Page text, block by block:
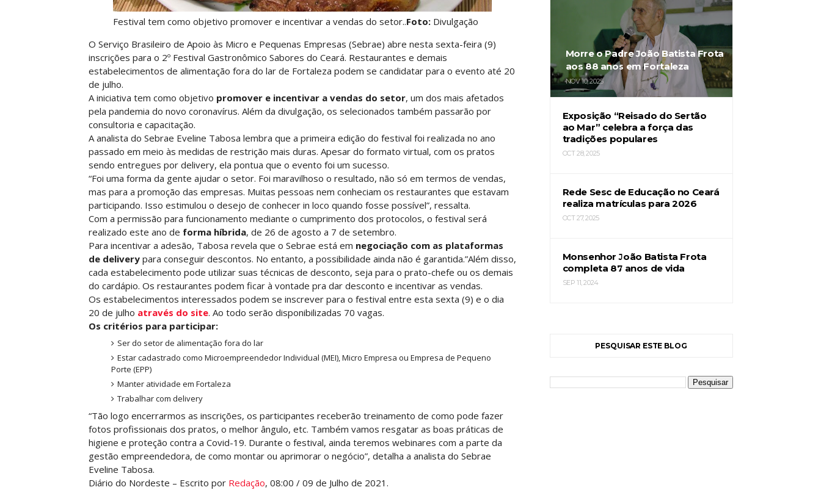
Festival tem como objetivo promover e incentivar a vendas do setor..Foto: Divulgação
O Serviço Brasileiro de Apoio às Micro e Pequenas Empresas (Sebrae) abre nesta sexta-feira (9)
inscrições para o 2º Festival Gastronômico Sabores do Ceará. Restaurantes e demais
estabelecimentos de alimentação fora do lar de Fortaleza podem se candidatar para o evento até 20
de julho.
A iniciativa tem como objetivo promover e incentivar a vendas do setor, um dos mais afetados
pela pandemia do novo coronavírus. Além da divulgação, os selecionados também passarão por
consultoria e capacitação.
A analista do Sebrae Eveline Tabosa lembra que a primeira edição do festival foi realizada no ano
passado em meio às medidas de restrição mais duras. Apesar do formato virtual, com os pratos
sendo entregues por delivery, ela pontua que o evento foi um sucesso.
“Foi uma forma da gente ajudar o setor. Foi maravilhoso o resultado, não só em termos de vendas,
mas para a promoção das empresas. Muitas pessoas nem conheciam os restaurantes que estavam
participando. Isso estimulou o desejo de conhecer in loco quando fosse possível”, ressalta.
Com a permissão para funcionamento mediante o cumprimento dos protocolos, o festival será
realizado este ano de forma híbrida, de 26 de agosto a 7 de setembro.
Para incentivar a adesão, Tabosa revela que o Sebrae está em negociação com as plataformas
de deliverypara conseguir descontos. No entanto, a possibilidade ainda não é garantida.”Além disso,
cada estabelecimento pode utilizar suas técnicas de desconto, seja para o prato-chefe ou os demais
do cardápio. Os restaurantes podem ficar à vontade pra dar desconto e incentivar as vendas.
Os estabelecimentos interessados podem se inscrever para o festival entre esta sexta (9) e o dia
20 de julho através do site. Ao todo serão disponibilizadas 70 vagas.
Os critérios para participar:
Ser do setor de alimentação fora do lar
Estar cadastrado como Microempreendedor Individual (MEI), Micro Empresa ou Empresa de Pequeno
Porte (EPP)
Manter atividade em Fortaleza
Trabalhar com delivery
“Tão logo encerrarmos as inscrições, os participantes receberão treinamento de como pode fazer
fotos profissionais dos pratos, o melhor ângulo, etc. Também vamos resgatar as boas práticas de
higiene e proteção contra a Covid-19. Durante o festival, ainda teremos webinares com a parte da
gestão empreendedora, de como montar ou aprimorar o negócio”, detalha a analista do Sebrae
Eveline Tabosa.
Diário do Nordeste – Escrito por Redação, 08:00 / 09 de Julho de 2021.
Morre o Padre João Batista Frota
aos 88 anos em Fortaleza
NOV 10, 2025
Exposição “Reisado do Sertão
ao Mar” celebra a força das
tradições populares
OCT 28, 2025
Rede Sesc de Educação no Ceará
realiza matrículas para 2026
OCT 27, 2025
Monsenhor João Batista Frota
completa 87 anos de vida
SEP 11, 2024
PESQUISAR ESTE BLOG